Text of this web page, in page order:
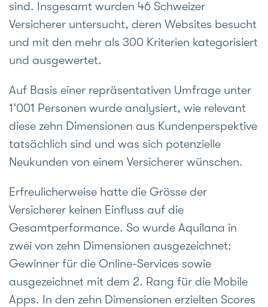
sind. Insgesamt wurden 46 Schweizer
Versicherer untersucht, deren Websites besucht
und mit den mehr als 300 Kriterien kategorisiert
und ausgewertet.
Auf Basis einer repräsentativen Umfrage unter
1‘001 Personen wurde analysiert, wie relevant
diese zehn Dimensionen aus Kundenperspektive
tatsächlich sind und was sich potenzielle
Neukunden von einem Versicherer wünschen.
Erfreulicherweise hatte die Grösse der
Versicherer keinen Einfluss auf die
Gesamtperformance. So wurde Aquilana in
zwei von zehn Dimensionen ausgezeichnet:
Gewinner für die Online-Services sowie
ausgezeichnet mit dem 2. Rang für die Mobile
Apps. In den zehn Dimensionen erzielten Scores